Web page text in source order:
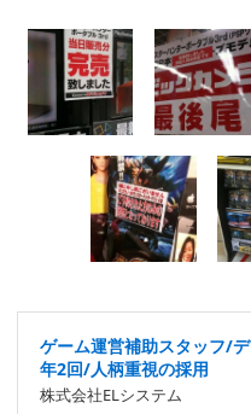
ゲーム運営補助スタッフ/
年2回/人柄重視の採用
株式会社ELシステム